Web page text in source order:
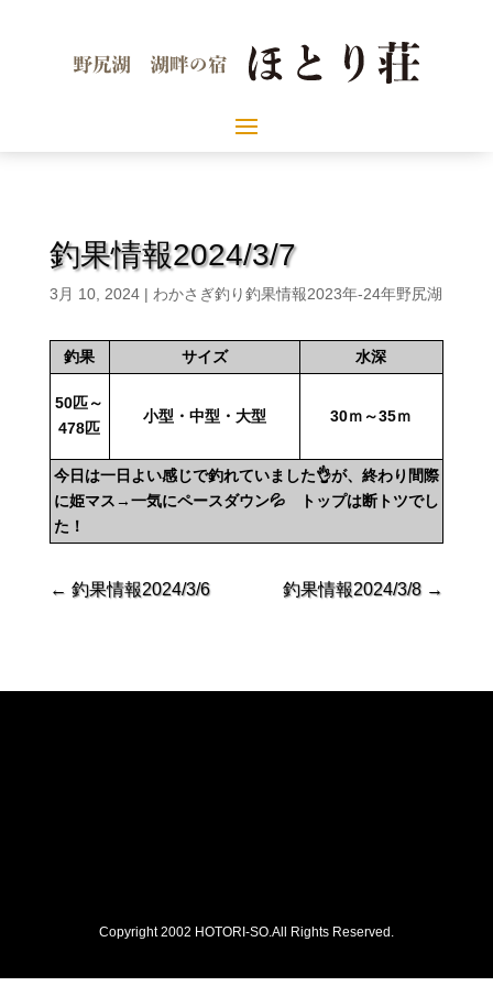
釣果情報2024/3/7
3月 10, 2024| わかさぎ釣り釣果情報2023年-24年野尻湖
釣果 サイズ 水深
50匹～
478匹
小型・中型・大型 30ｍ～35ｍ
今日は一日よい感じで釣れていました👌が、終わり間際
に姫マス→一気にペースダウン💦 トップは断トツでし
た！
← 釣果情報2024/3/6 釣果情報2024/3/8 →
Copyright 2002 HOTORI-SO.All Rights Reserved.